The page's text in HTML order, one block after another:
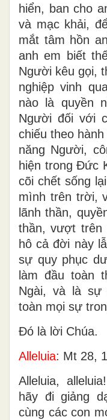
hiển, ban cho
và mạc khải,
mắt tâm hồn
anh em biết
Người kêu gọi,
nghiệp vinh
nào là quyền
Người đối với
chiếu theo
năng Người,
hiện trong Ðức
cõi chết sống
mình trên trời,
lãnh thần,
thần, vượt trên
hô cả đời này
sự quy phục
làm đầu toàn
Ngài, và là sự
toàn mọi sự
Ðó là lời Chúa.
Alleluia: Mt 28,
Alleluia,
hãy đi giảng
cùng các con